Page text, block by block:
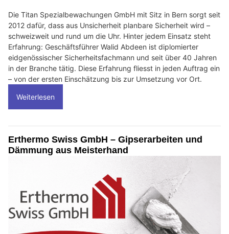
Die Titan Spezialbewachungen GmbH mit Sitz in Bern sorgt seit
2012 dafür, dass aus Unsicherheit planbare Sicherheit wird –
schweizweit und rund um die Uhr. Hinter jedem Einsatz steht
Erfahrung: Geschäftsführer Walid Abdeen ist diplomierter
eidgenössischer Sicherheitsfachmann und seit über 40 Jahren
in der Branche tätig. Diese Erfahrung fliesst in jeden Auftrag ein
– von der ersten Einschätzung bis zur Umsetzung vor Ort.
Weiterlesen
Erthermo Swiss GmbH – Gipserarbeiten und
Dämmung aus Meisterhand